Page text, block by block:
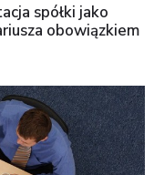
spółki jako
obowiązkiem